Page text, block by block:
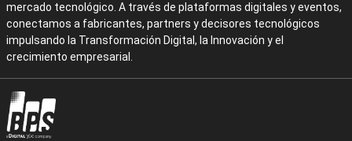
mercado tecnológico. A través de plataformas digitales y eventos,
conectamos a fabricantes, partners y decisores tecnológicos
impulsando la Transformación Digital, la Innovación y el
crecimiento empresarial.